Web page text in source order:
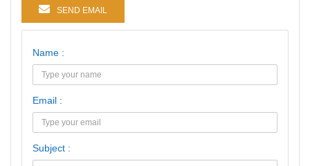
SEND EMAIL
Name :
Email :
Subject :